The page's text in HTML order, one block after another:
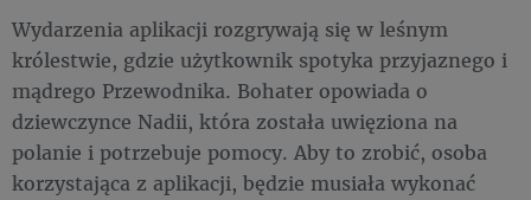
Wydarzenia aplikacji rozgrywają się w leśnym
królestwie, gdzie użytkownik spotyka przyjaznego i
mądrego Przewodnika. Bohater opowiada o
dziewczynce Nadii, która została uwięziona na
polanie i potrzebuje pomocy. Aby to zrobić, osoba
korzystająca z aplikacji, będzie musiała wykonać